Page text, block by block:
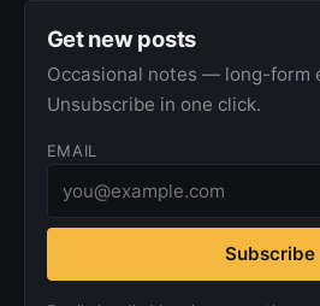
Get new posts
Occasional notes — long-form
Unsubscribe in one click.
EMAIL
Subscribe